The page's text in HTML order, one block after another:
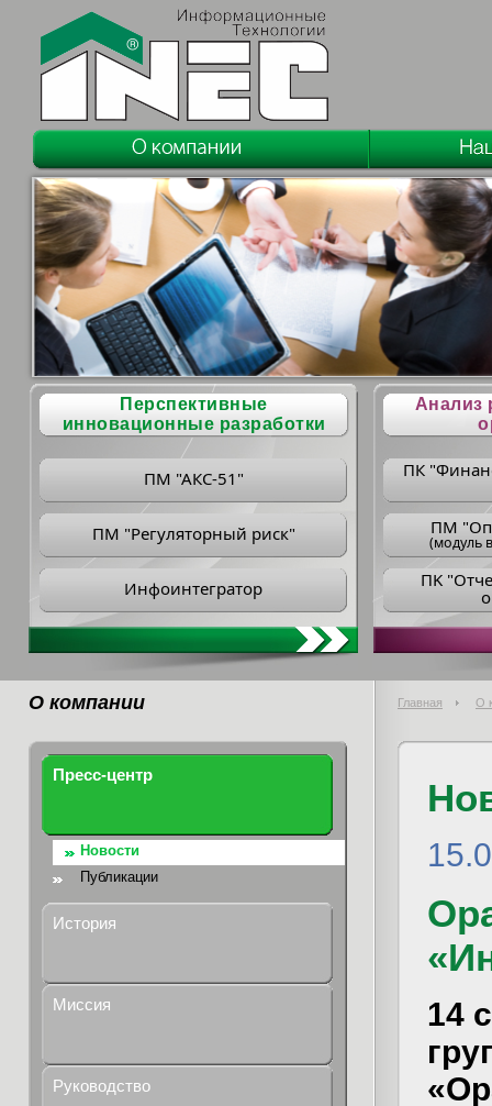
Перспективные
инновационные разработки
ПМ "АКС-51"
ПМ "Регуляторный риск"
Инфоинтегратор
Анализ
ПК
ПM
(модуль
ПK
О компании Главная О
Пресс-центр
Новости
Публикации
История
Миссия
Руководство
14